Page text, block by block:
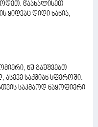
წაახალისეთ
ყიდვაც დიდი ხანია,
ნუ გაუშვებთ
საქმიან სფეროში.
საკმაოდ ნაყოფიერი